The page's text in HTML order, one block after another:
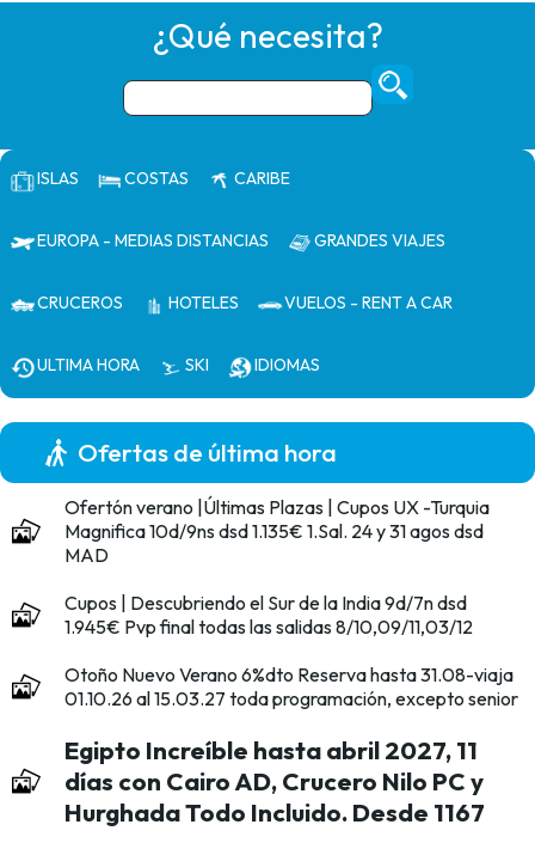
¿Qué necesita?
ISLAS COSTAS CARIBE
EUROPA - MEDIAS DISTANCIAS GRANDES VIAJES
CRUCEROS HOTELES VUELOS - RENT A CAR
ULTIMA HORA SKI IDIOMAS
Ofertas de última hora
Ofertón verano |Últimas Plazas | Cupos UX -Turquia
Magnifica 10d/9ns dsd 1.135€ 1.Sal. 24 y 31 agos dsd
MAD
Cupos | Descubriendo el Sur de la India 9d/7n dsd
1.945€ Pvp final todas las salidas 8/10,09/11,03/12
Otoño Nuevo Verano 6%dto Reserva hasta 31.08-viaja
01.10.26 al 15.03.27 toda programación, excepto senior
Egipto Increíble hasta abril 2027, 11
días con Cairo AD, Crucero Nilo PC y
Hurghada Todo Incluido. Desde 1167